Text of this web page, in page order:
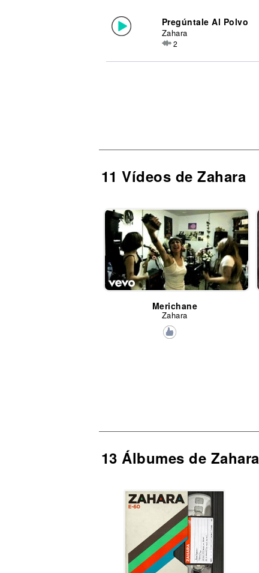
Pregúntale Al Polvo
Zahara
2
11 Vídeos de Zahara
Merichane
Zahara
13 Álbumes de Zahara